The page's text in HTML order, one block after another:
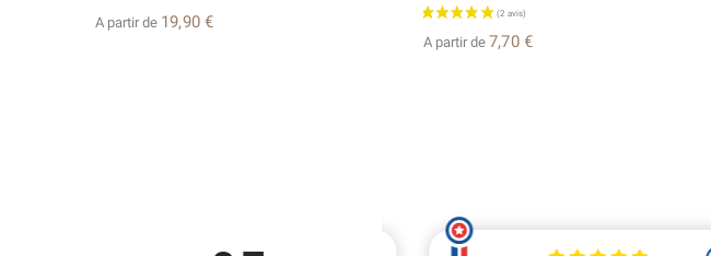
A partir de 19,90 €
A partir de 7,70 €